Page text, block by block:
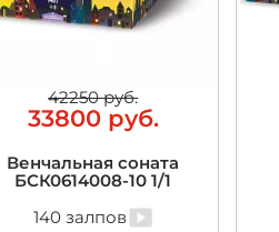
42250 руб.
33800 руб.
Венчальная соната
БСК0614008-10 1/1
140 залпов